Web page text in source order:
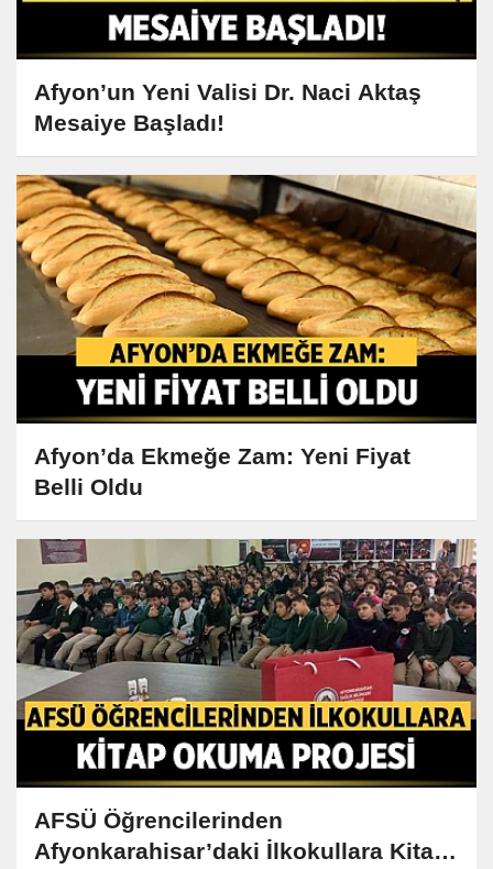
Afyon’un Yeni Valisi Dr. Naci Aktaş
Mesaiye Başladı!
Afyon’da Ekmeğe Zam: Yeni Fiyat
Belli Oldu
AFSÜ Öğrencilerinden
Afyonkarahisar’daki İlkokullara Kitap